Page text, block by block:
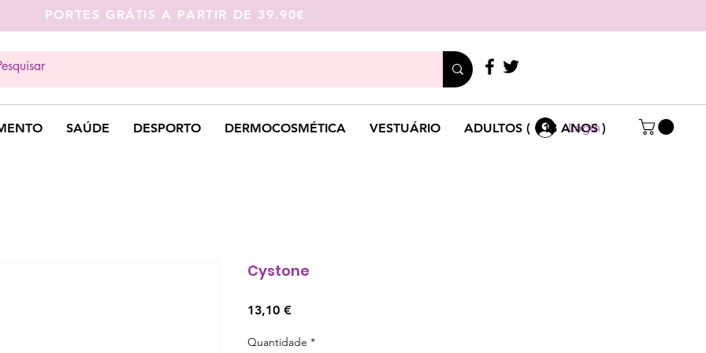
SAÚDE DESPORTO DERMOCOSMÉTICA VESTUÁRIO ADULTOS ( +18 ANOS )
Login
PORTES GRÁTIS A PARTIR DE 39.90€
Cystone
13,10 €Preço
Quantidade *